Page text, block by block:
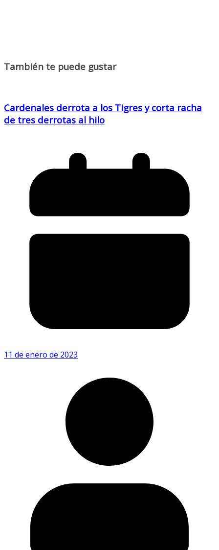
También te puede gustar
Cardenales derrota a los Tigres y corta racha
de tres derrotas al hilo
11 de enero de 2023